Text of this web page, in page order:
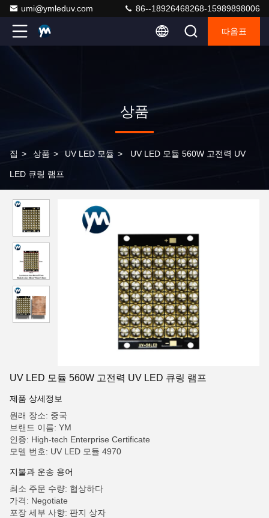
umi@ymleduv.com 86--18926468268-15989898006
따옴표
상품
집 > 상품 > UV LED 모듈 > UV LED 모듈 560W 고전력 UV
LED 큐링 램프
UV LED 모듈 560W 고전력 UV LED 큐링 램프
제품 상세정보
원래 장소: 중국
브랜드 이름: YM
인증: High-tech Enterprise Certificate
모델 번호: UV LED 모듈 4970
지불과 운송 용어
최소 주문 수량: 협상하다
가격: Negotiate
포장 세부 사항: 판지 상자